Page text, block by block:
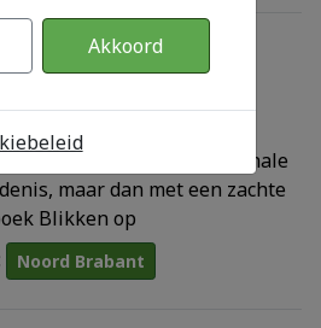
Jurgen Pigmans
van Noord Brabant De nationale
maar dan met een zachte
Blikken op
Noord Brabant
Akkoord